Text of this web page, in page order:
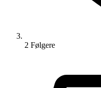
2 Følgere